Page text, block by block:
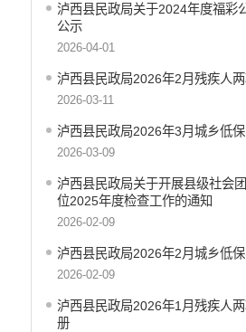
安全生产
涉农补贴
泸西县民政局关于2024年度福彩
公示
2026-04-01
泸西县民政局2026年2月残疾人
2026-03-11
泸西县民政局2026年3月城乡低
2026-03-09
泸西县民政局关于开展县级社会
位2025年度检查工作的通知
2026-02-09
泸西县民政局2026年2月城乡低
2026-02-09
泸西县民政局2026年1月残疾人
册